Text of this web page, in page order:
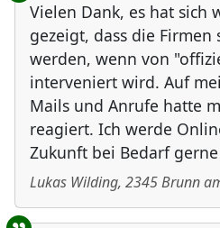
Vielen Dank, es hat sich
gezeigt, dass die Firmen
werden, wenn von
interveniert wird. Auf
Mails und Anrufe hatte
reagiert. Ich werde
Zukunft bei Bedarf
Lukas Wilding, 2345Brunn